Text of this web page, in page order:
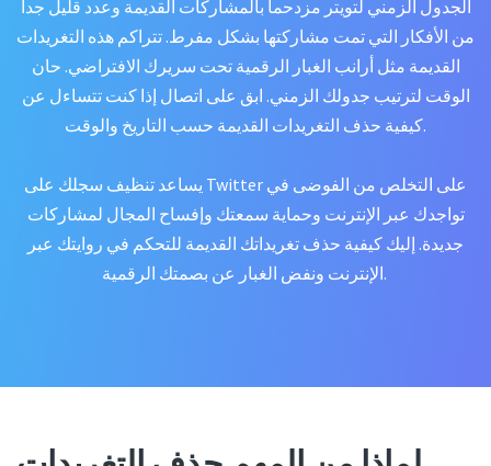
الجدول الزمني لتويتر مزدحما بالمشاركات القديمة وعدد قليل جدا
من الأفكار التي تمت مشاركتها بشكل مفرط. تتراكم هذه التغريدات
القديمة مثل أرانب الغبار الرقمية تحت سريرك الافتراضي. حان
الوقت لترتيب جدولك الزمني. ابق على اتصال إذا كنت تتساءل عن
كيفية حذف التغريدات القديمة حسب التاريخ والوقت.
يساعد تنظيف سجلك على Twitter على التخلص من الفوضى في
تواجدك عبر الإنترنت وحماية سمعتك وإفساح المجال لمشاركات
جديدة. إليك كيفية حذف تغريداتك القديمة للتحكم في روايتك عبر
الإنترنت ونفض الغبار عن بصمتك الرقمية.